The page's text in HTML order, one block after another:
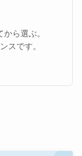
ら選ぶ。
スです。